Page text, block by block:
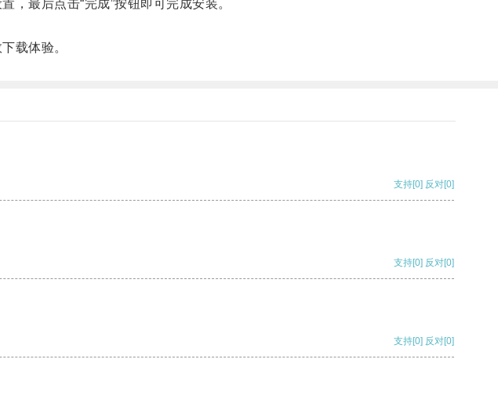
最后点击“完成”按钮即可完成安装。
载体验。
支持[0] 反对[0]
支持[0] 反对[0]
支持[0] 反对[0]